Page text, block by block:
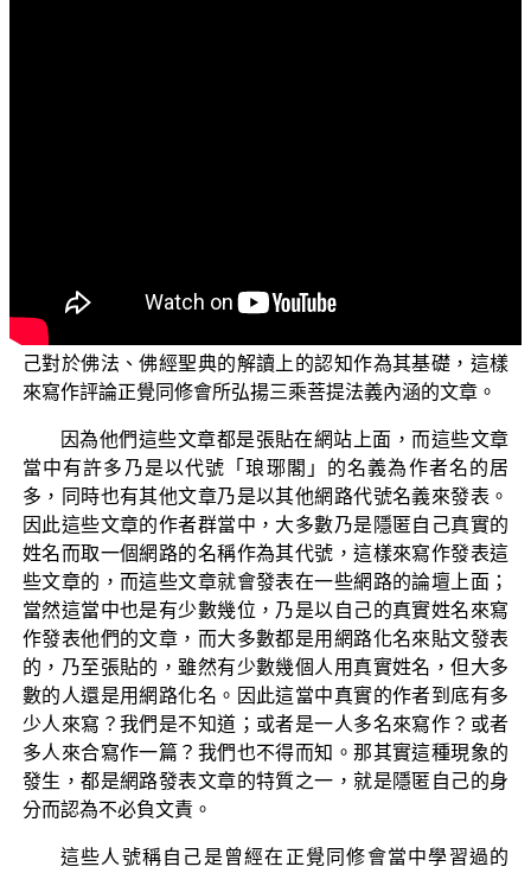
以及批評，因此他們就寫作了一些文章來張貼於網站上面
流通。這當中在對於佛法的法義上面，他們乃是以他們自
己對於佛法、佛經聖典的解讀上的認知作為其基礎，這樣
來寫作評論正覺同修會所弘揚三乘菩提法義內涵的文章。
因為他們這些文章都是張貼在網站上面，而這些文章
當中有許多乃是以代號「琅琊閣」的名義為作者名的居
多，同時也有其他文章乃是以其他網路代號名義來發表。
因此這些文章的作者群當中，大多數乃是隱匿自己真實的
姓名而取一個網路的名稱作為其代號，這樣來寫作發表這
些文章的，而這些文章就會發表在一些網路的論壇上面；
當然這當中也是有少數幾位，乃是以自己的真實姓名來寫
作發表他們的文章，而大多數都是用網路化名來貼文發表
的，乃至張貼的，雖然有少數幾個人用真實姓名，但大多
數的人還是用網路化名。因此這當中真實的作者到底有多
少人來寫？我們是不知道；或者是一人多名來寫作？或者
多人來合寫作一篇？我們也不得而知。那其實這種現象的
發生，都是網路發表文章的特質之一，就是隱匿自己的身
分而認為不必負文責。
這些人號稱自己是曾經在正覺同修會當中學習過的